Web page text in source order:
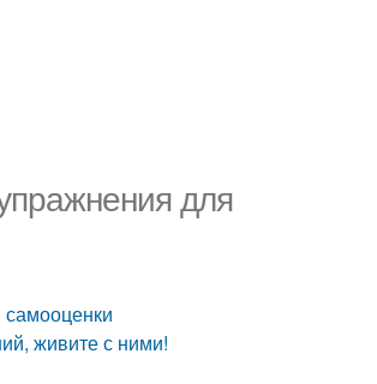
для
живите с ними!